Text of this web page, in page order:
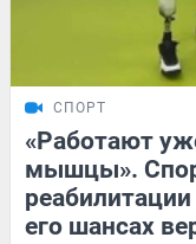
СПОРТ
«Работают
мышцы».
его шансах